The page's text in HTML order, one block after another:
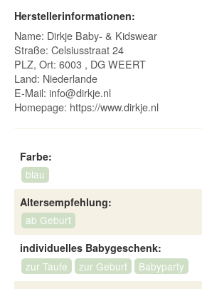
Herstellerinformationen:
Name: Dirkje Baby- & Kidswear
Straße: Celsiusstraat 24
PLZ, Ort: 6003 , DG WEERT
Land: Niederlande
E-Mail: info@dirkje.nl
Homepage: https://www.dirkje.nl
Farbe:
blau
Altersempfehlung:
ab Geburt
individuelles Babygeschenk:
zur Taufe
zur Geburt
Babyparty